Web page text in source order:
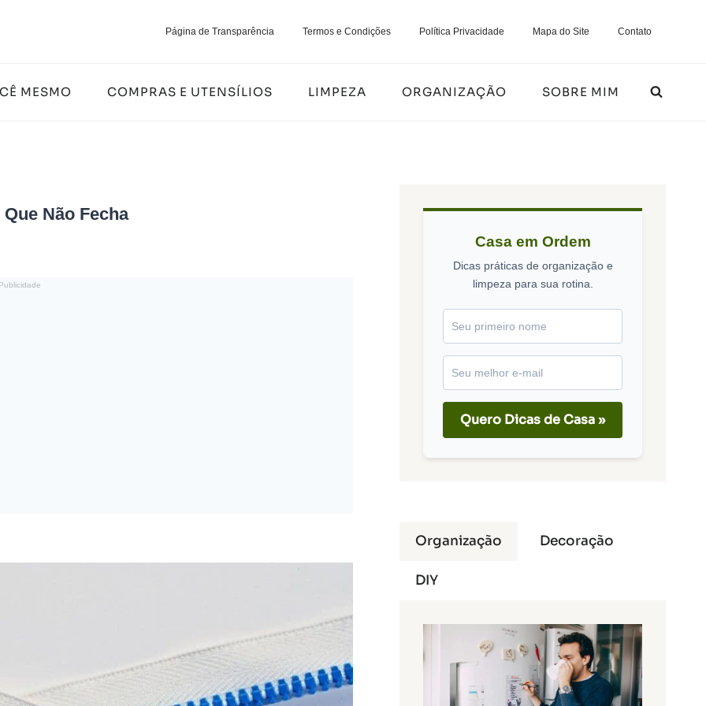
Página de Transparência Termos e Condições Política Privacidade Mapa do Site Contato
MESMO COMPRAS E UTENSÍLIOS LIMPEZA ORGANIZAÇÃO SOBRE MIM
Não Fecha
Casa em Ordem
Dicas práticas de organização e
limpeza para sua rotina.
Quero Dicas de Casa »
Organização Decoração
DIY